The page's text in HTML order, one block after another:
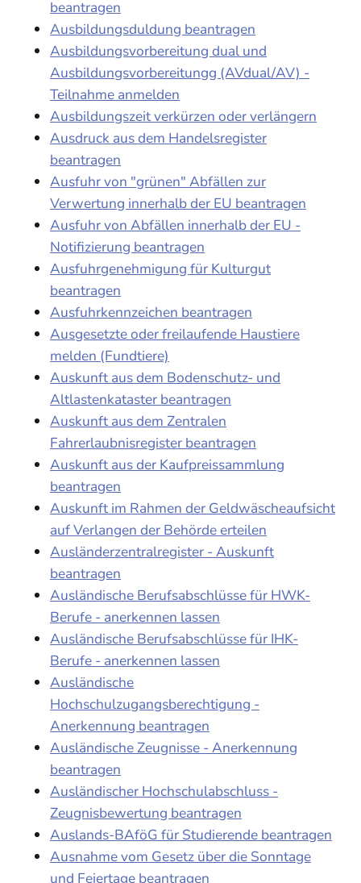
beantragen
Ausbildungsduldung beantragen
Ausbildungsvorbereitung dual und
Ausbildungsvorbereitungg (AVdual/AV) -
Teilnahme anmelden
Ausbildungszeit verkürzen oder verlängern
Ausdruck aus dem Handelsregister
beantragen
Ausfuhr von "grünen" Abfällen zur
Verwertung innerhalb der EU beantragen
Ausfuhr von Abfällen innerhalb der EU -
Notifizierung beantragen
Ausfuhrgenehmigung für Kulturgut
beantragen
Ausfuhrkennzeichen beantragen
Ausgesetzte oder freilaufende Haustiere
melden (Fundtiere)
Auskunft aus dem Bodenschutz- und
Altlastenkataster beantragen
Auskunft aus dem Zentralen
Fahrerlaubnisregister beantragen
Auskunft aus der Kaufpreissammlung
beantragen
Auskunft im Rahmen der Geldwäscheaufsicht
auf Verlangen der Behörde erteilen
Ausländerzentralregister - Auskunft
beantragen
Ausländische Berufsabschlüsse für HWK-
Berufe - anerkennen lassen
Ausländische Berufsabschlüsse für IHK-
Berufe - anerkennen lassen
Ausländische
Hochschulzugangsberechtigung -
Anerkennung beantragen
Ausländische Zeugnisse - Anerkennung
beantragen
Ausländischer Hochschulabschluss -
Zeugnisbewertung beantragen
Auslands-BAföG für Studierende beantragen
Ausnahme vom Gesetz über die Sonntage
und Feiertage beantragen